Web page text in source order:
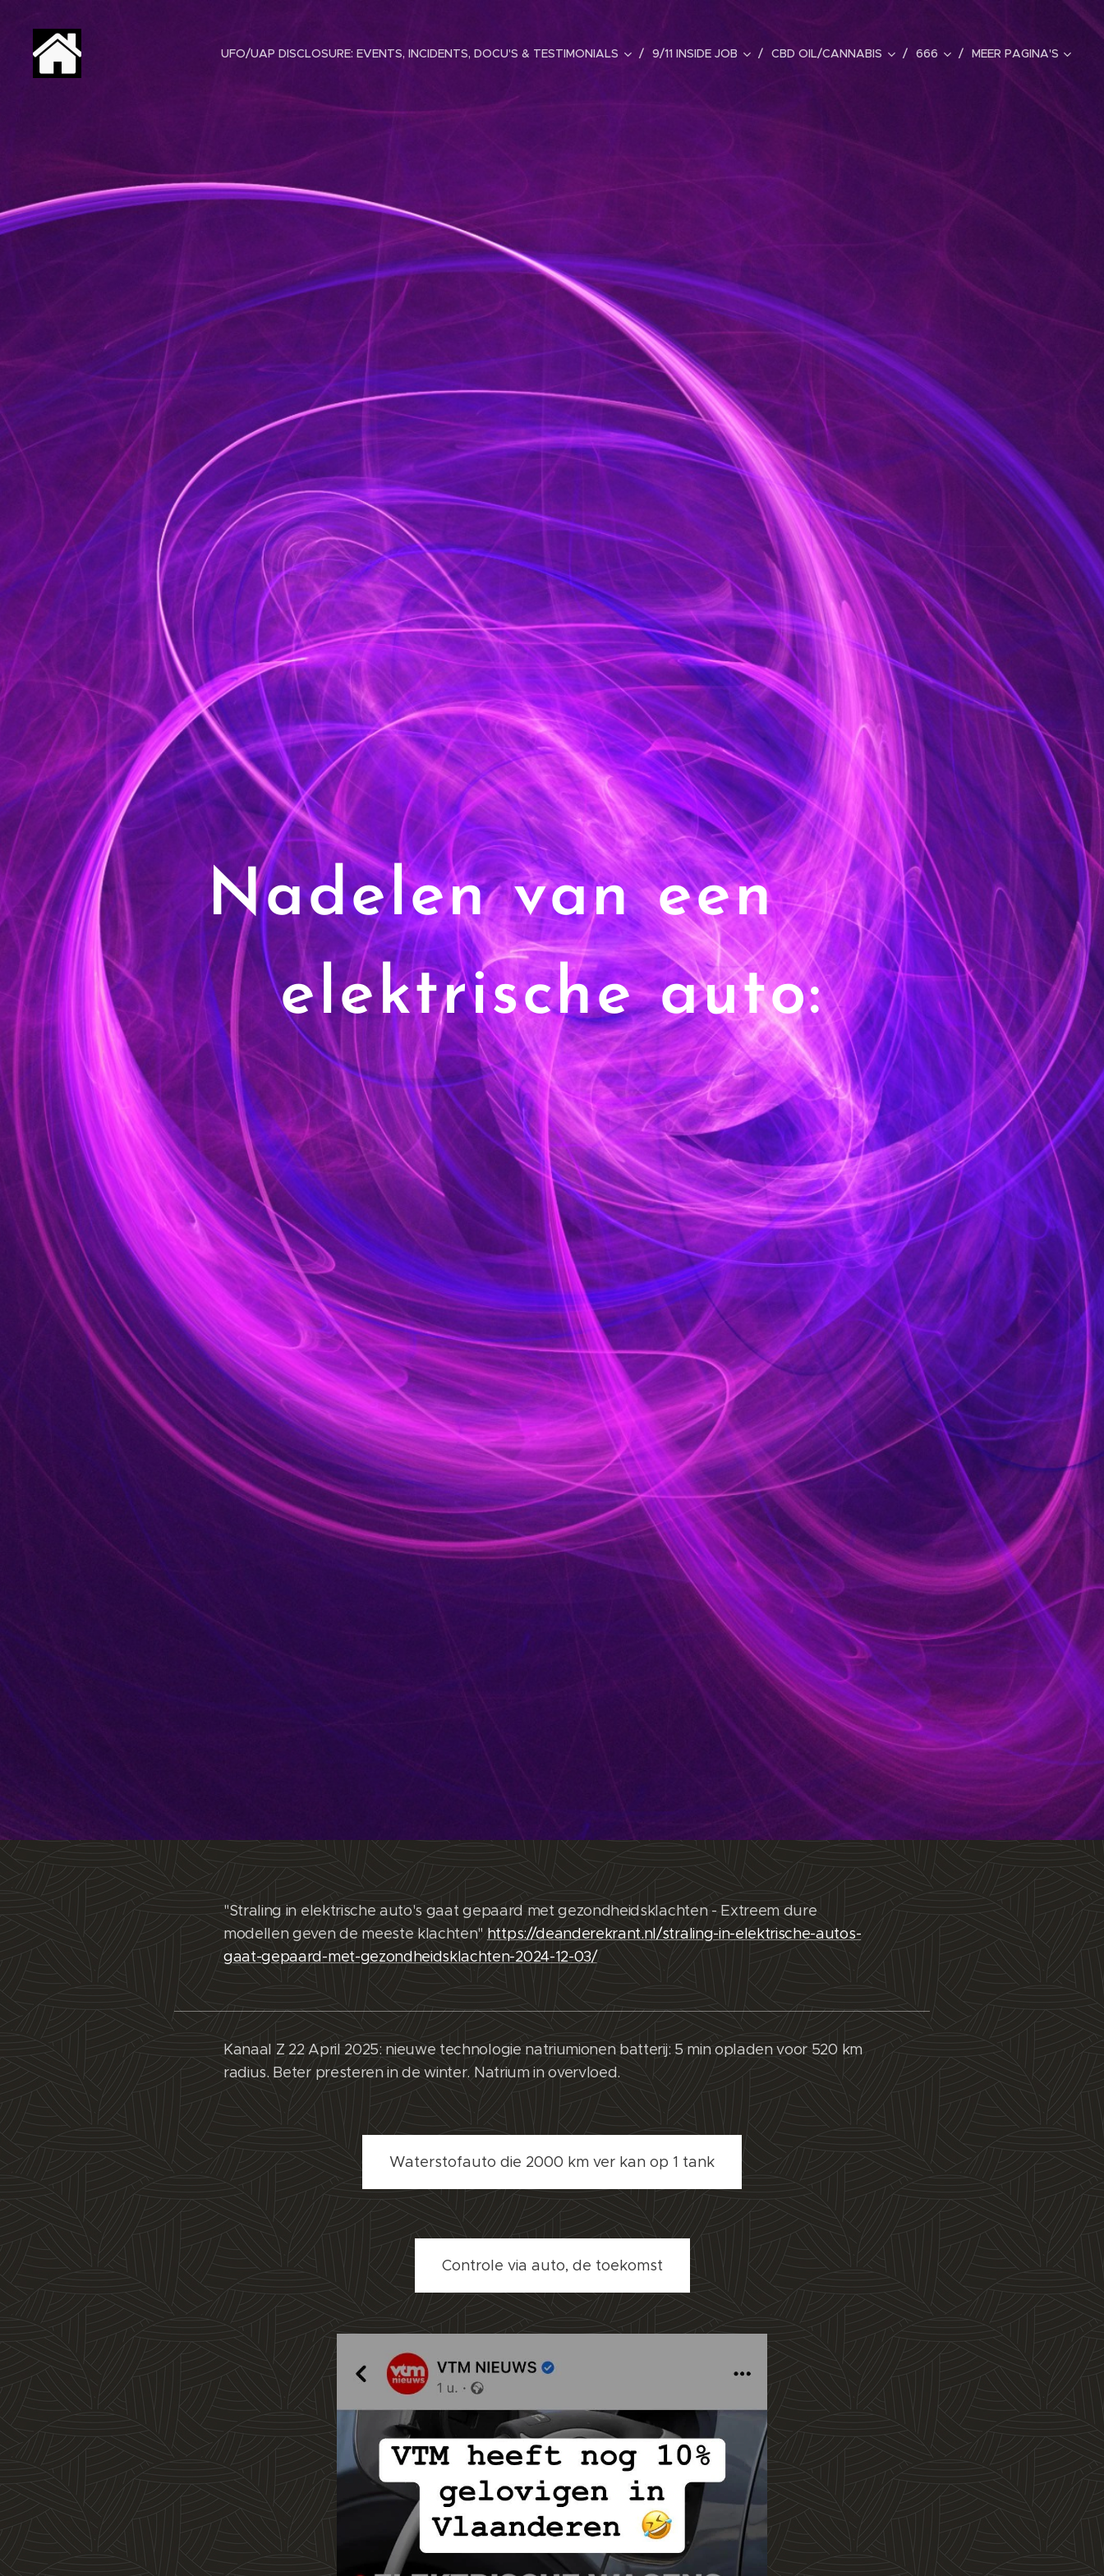
UFO/UAP DISCLOSURE: EVENTS, INCIDENTS, DOCU'S & TESTIMONIALS 9/11 INSIDE JOB CBD OIL/CANNABIS 666 MEER PAGINA'S
Nadelen van een
elektrische auto:
"Straling in elektrische auto's gaat gepaard met gezondheidsklachten - Extreem dure
modellen geven de meeste klachten"https://deanderekrant.nl/straling-in-elektrische-autos-
gaat-gepaard-met-gezondheidsklachten-2024-12-03/
Kanaal Z 22 April 2025: nieuwe technologie natriumionen batterij: 5 min opladen voor 520 km
radius. Beter presteren in de winter. Natrium in overvloed.
Waterstofauto die 2000 km ver kan op 1 tank
Controle via auto, de toekomst